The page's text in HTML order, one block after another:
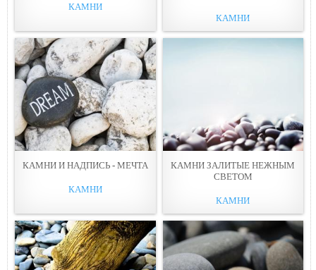
КАМНИ
КАМНИ
КАМНИ И НАДПИСЬ - МЕЧТА
КАМНИ
КАМНИ ЗАЛИТЫЕ НЕЖНЫМ
СВЕТОМ
КАМНИ